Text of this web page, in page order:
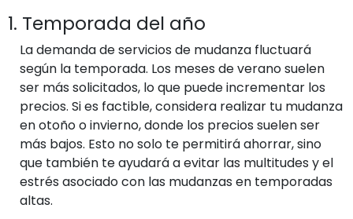
1. Temporada del año
La demanda de servicios de mudanza fluctuará
según la temporada. Los meses de verano suelen
ser más solicitados, lo que puede incrementar los
precios. Si es factible, considera realizar tu mudanza
en otoño o invierno, donde los precios suelen ser
más bajos. Esto no solo te permitirá ahorrar, sino
que también te ayudará a evitar las multitudes y el
estrés asociado con las mudanzas en temporadas
altas.